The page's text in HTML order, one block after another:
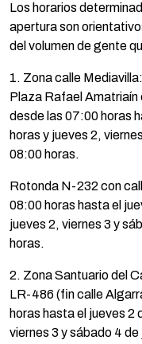
Los horarios
apertura son
del volumen de gente
1. Zona calle Mediavilla:
Plaza Rafael Amatriaín
desde las 07:00 horas
horas y jueves 2,
08:00 horas.
Rotonda N-232 con
08:00 horas hasta el
jueves 2, viernes 3 y
horas.
2. Zona Santuario del
LR-486 (fin calle
horas hasta el jueves 2
viernes 3 y sábado 4